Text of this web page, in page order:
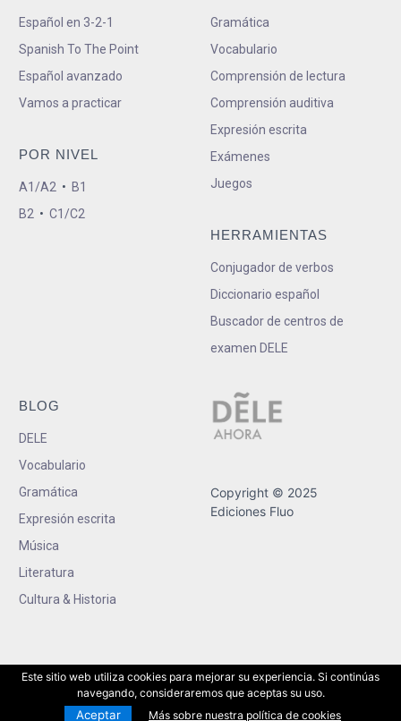
Español en 3-2-1
Spanish To The Point
Español avanzado
Vamos a practicar
POR NIVEL
A1/A2 • B1
B2 • C1/C2
Gramática
Vocabulario
Comprensión de lectura
Comprensión auditiva
Expresión escrita
Exámenes
Juegos
HERRAMIENTAS
Conjugador de verbos
Diccionario español
Buscador de centros de
examen DELE
BLOG
DELE
Vocabulario
Gramática
Expresión escrita
Música
Literatura
Cultura & Historia
Copyright © 2025
Ediciones Fluo
Este sitio web utiliza cookies para mejorar su experiencia. Si continúas
navegando, consideraremos que aceptas su uso.
Aceptar Más sobre nuestra política de cookies